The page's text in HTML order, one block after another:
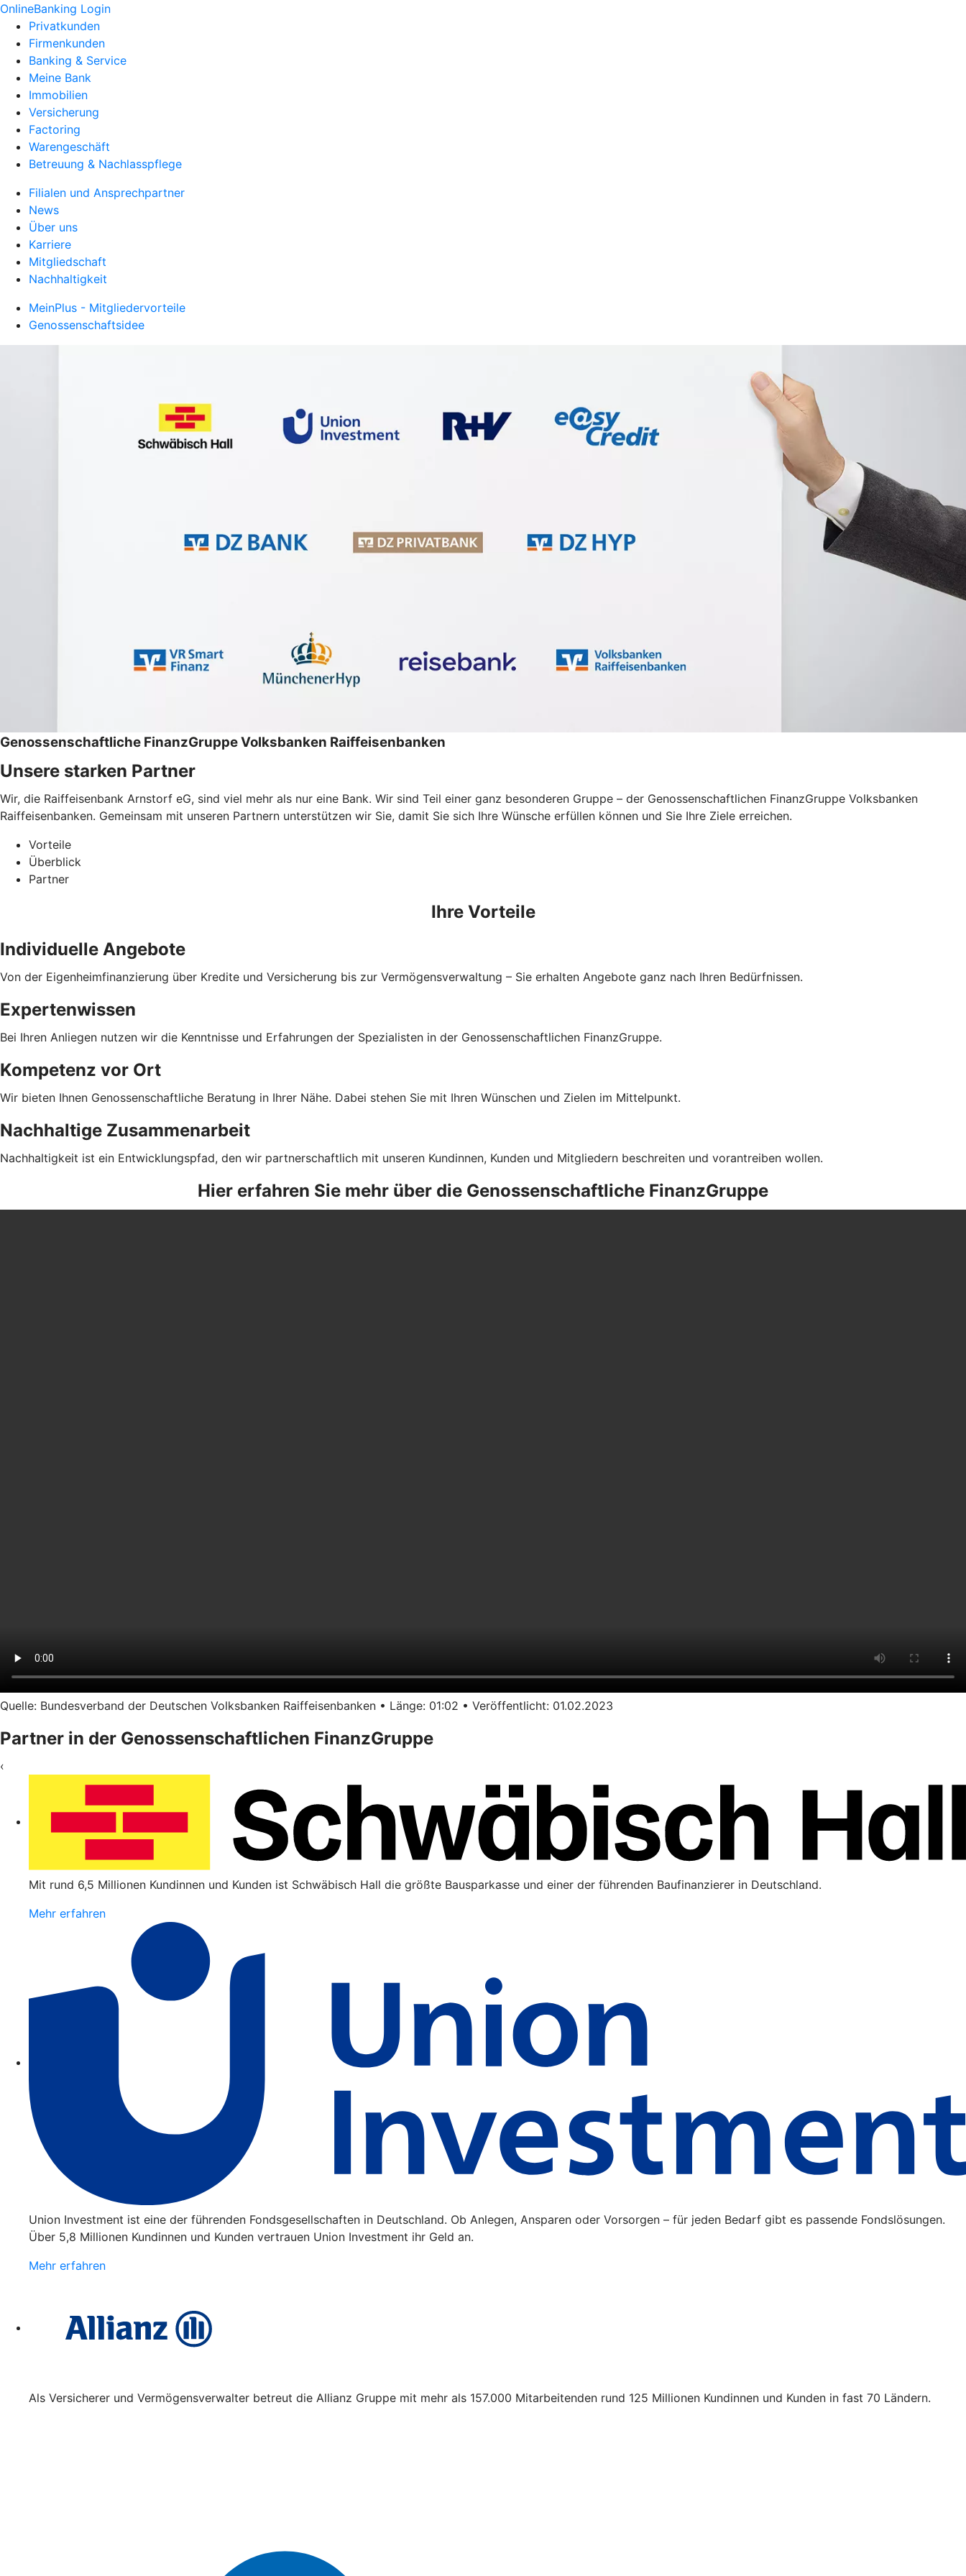
OnlineBanking Login
Privatkunden
Firmenkunden
Banking & Service
Meine Bank
Immobilien
Versicherung
Factoring
Warengeschäft
Betreuung & Nachlasspflege
Filialen und Ansprechpartner
News
Über uns
Karriere
Mitgliedschaft
Nachhaltigkeit
MeinPlus - Mitgliedervorteile
Genossenschaftsidee
Genossenschaftliche FinanzGruppe Volksbanken Raiffeisenbanken
Unsere starken Partner
Wir, die Raiffeisenbank Arnstorf eG, sind viel mehr als nur eine Bank. Wir sind Teil einer ganz besonderen Gruppe – der Genossenschaftlichen FinanzGruppe Volksbanken
Raiffeisenbanken. Gemeinsam mit unseren Partnern unterstützen wir Sie, damit Sie sich Ihre Wünsche erfüllen können und Sie Ihre Ziele erreichen.
Vorteile
Überblick
Partner
Ihre Vorteile
Individuelle Angebote
Von der Eigenheimfinanzierung über Kredite und Versicherung bis zur Vermögensverwaltung – Sie erhalten Angebote ganz nach Ihren Bedürfnissen.
Expertenwissen
Bei Ihren Anliegen nutzen wir die Kenntnisse und Erfahrungen der Spezialisten in der Genossenschaftlichen FinanzGruppe.
Kompetenz vor Ort
Wir bieten Ihnen Genossenschaftliche Beratung in Ihrer Nähe. Dabei stehen Sie mit Ihren Wünschen und Zielen im Mittelpunkt.
Nachhaltige Zusammenarbeit
Nachhaltigkeit ist ein Entwicklungspfad, den wir partnerschaftlich mit unseren Kundinnen, Kunden und Mitgliedern beschreiten und vorantreiben wollen.
Hier erfahren Sie mehr über die Genossenschaftliche FinanzGruppe
Quelle: Bundesverband der Deutschen Volksbanken Raiffeisenbanken • Länge: 01:02 • Veröffentlicht: 01.02.2023
Partner in der Genossenschaftlichen FinanzGruppe
‹
Mit rund 6,5 Millionen Kundinnen und Kunden ist Schwäbisch Hall die größte Bausparkasse und einer der führenden Baufinanzierer in Deutschland.
Mehr erfahren
Union Investment ist eine der führenden Fondsgesellschaften in Deutschland. Ob Anlegen, Ansparen oder Vorsorgen – für jeden Bedarf gibt es passende Fondslösungen.
Über 5,8 Millionen Kundinnen und Kunden vertrauen Union Investment ihr Geld an.
Mehr erfahren
Als Versicherer und Vermögensverwalter betreut die Allianz Gruppe mit mehr als 157.000 Mitarbeitenden rund 125 Millionen Kundinnen und Kunden in fast 70 Ländern.